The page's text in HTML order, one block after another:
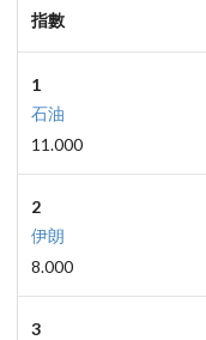
指數
1
石油
11.000
2
伊朗
8.000
3